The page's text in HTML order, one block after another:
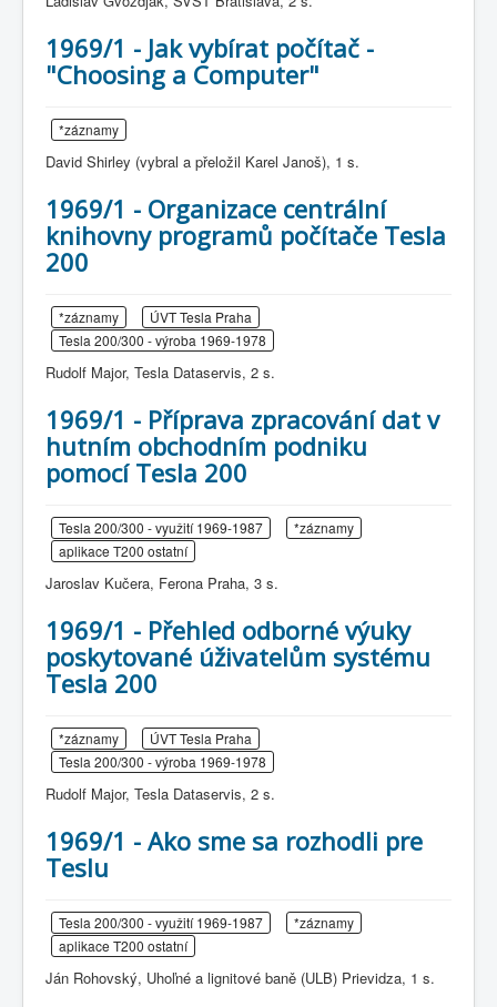
1969/1 - Jak vybírat počítač -
"Choosing a Computer"
*záznamy
David Shirley (vybral a přeložil Karel Janoš), 1 s.
1969/1 - Organizace centrální
knihovny programů počítače Tesla
200
*záznamy
ÚVT Tesla Praha
Tesla 200/300 - výroba 1969-1978
Rudolf Major, Tesla Dataservis, 2 s.
1969/1 - Příprava zpracování dat v
hutním obchodním podniku
pomocí Tesla 200
Tesla 200/300 - využití 1969-1987
*záznamy
aplikace T200 ostatní
Jaroslav Kučera, Ferona Praha, 3 s.
1969/1 - Přehled odborné výuky
poskytované úživatelům systému
Tesla 200
*záznamy
ÚVT Tesla Praha
Tesla 200/300 - výroba 1969-1978
Rudolf Major, Tesla Dataservis, 2 s.
1969/1 - Ako sme sa rozhodli pre
Teslu
Tesla 200/300 - využití 1969-1987
*záznamy
aplikace T200 ostatní
Ján Rohovský, Uhoľné a lignitové baně (ULB) Prievidza, 1 s.